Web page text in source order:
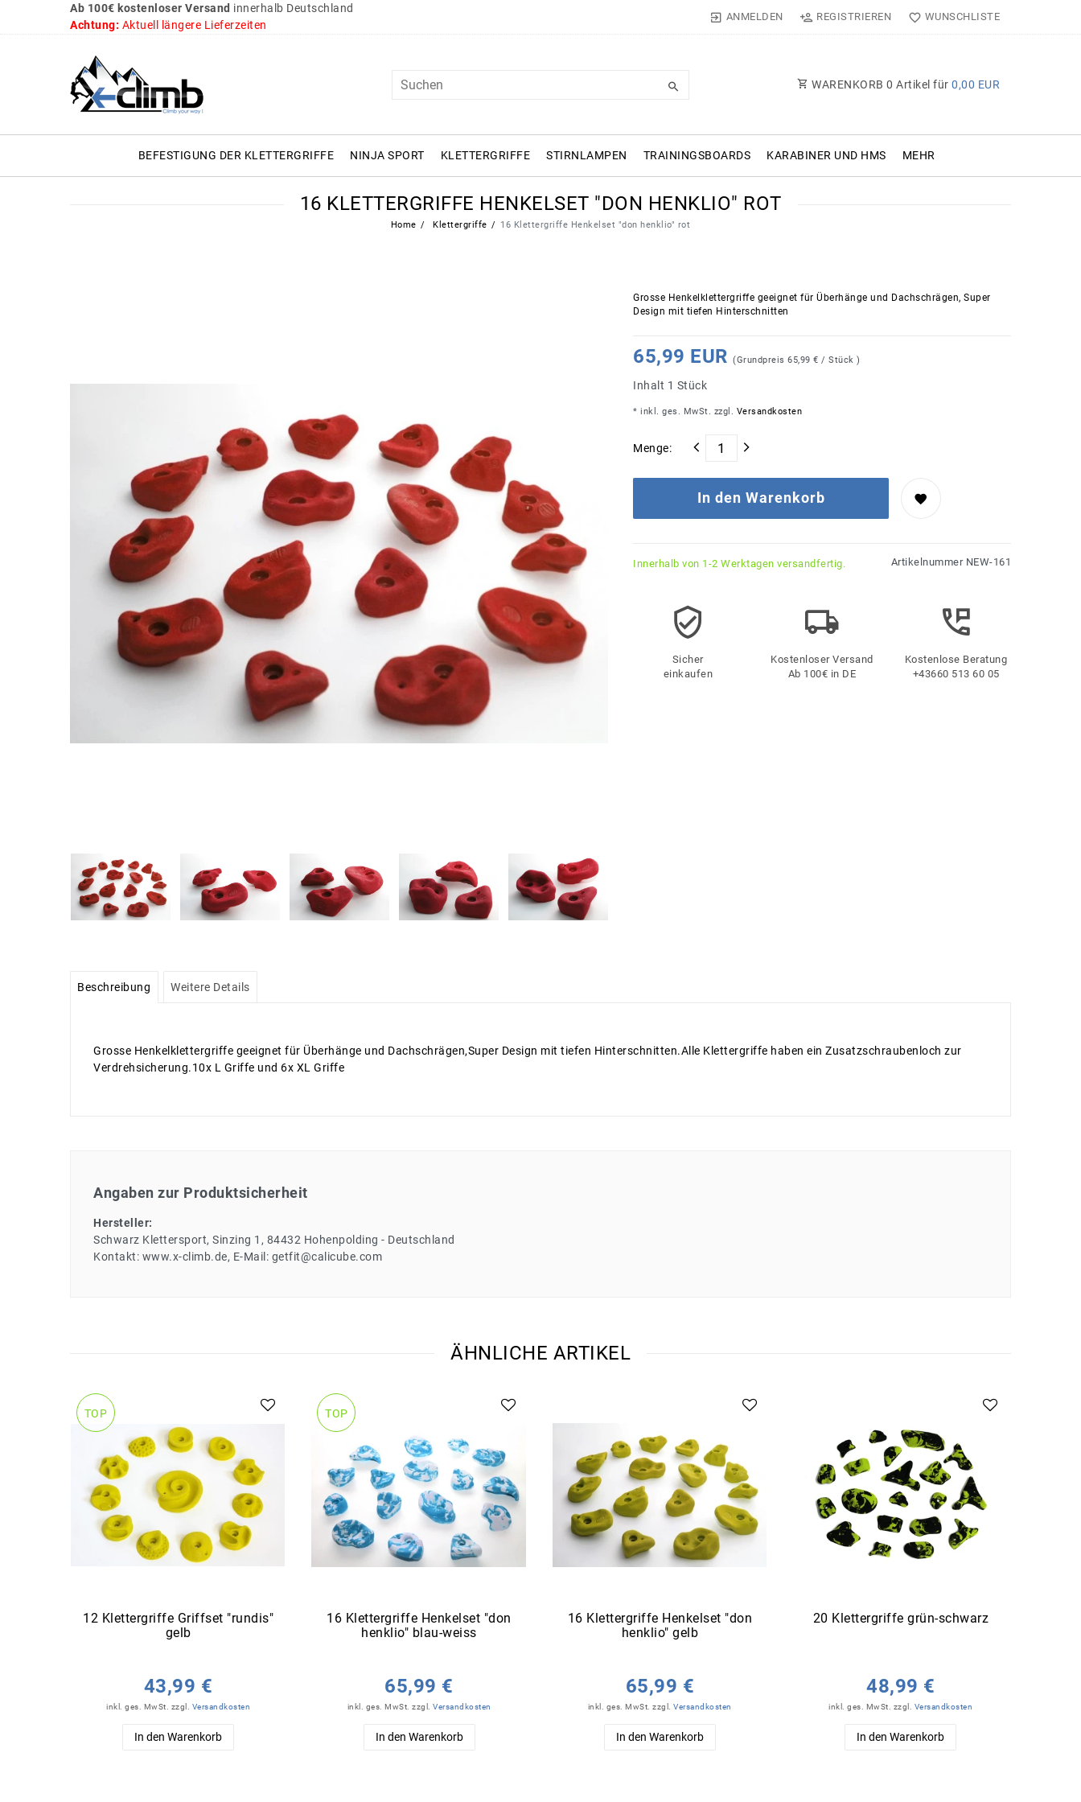
Ab 100€ kostenloser Versand innerhalb Deutschland
Achtung: Aktuell längere Lieferzeiten
ANMELDEN REGISTRIEREN WUNSCHLISTE
WARENKORB 0 Artikel für 0,00 EUR
BEFESTIGUNG DER KLETTERGRIFFE NINJA SPORT KLETTERGRIFFE STIRNLAMPEN TRAININGSBOARDS KARABINER UND HMS MEHR
16 KLETTERGRIFFE HENKELSET "DON HENKLIO" ROT
Home Klettergriffe 16 Klettergriffe Henkelset "don henklio" rot
Grosse Henkelklettergriffe geeignet für Überhänge und Dachschrägen, Super
Design mit tiefen Hinterschnitten
65,99 EUR (Grundpreis 65,99 € / Stück )
Inhalt 1 Stück
* inkl. ges. MwSt. zzgl. Versandkosten
Menge:
In den Warenkorb
Innerhalb von 1-2 Werktagen versandfertig. Artikelnummer NEW-161
Sicher
einkaufen
Kostenloser Versand
Ab 100€ in DE
Kostenlose Beratung
+43660 513 60 05
Beschreibung Weitere Details
Grosse Henkelklettergriffe geeignet für Überhänge und Dachschrägen,Super Design mit tiefen Hinterschnitten.Alle Klettergriffe haben ein Zusatzschraubenloch zur
Verdrehsicherung.10x L Griffe und 6x XL Griffe
Angaben zur Produktsicherheit
Hersteller:
Schwarz Klettersport Sinzing 1 84432 Hohenpolding
Deutschland
Kontakt: www.x-climb.de E-Mail: getfit@calicube.com
ÄHNLICHE ARTIKEL
TOP
12 Klettergriffe Griffset "rundis"
gelb
43,99 €
inkl. ges. MwSt. zzgl. Versandkosten
In den Warenkorb
TOP
16 Klettergriffe Henkelset "don
henklio" blau-weiss
65,99 €
inkl. ges. MwSt. zzgl.Versandkosten
In den Warenkorb
16 Klettergriffe Henkelset "don
henklio" gelb
65,99 €
inkl. ges. MwSt. zzgl.Versandkosten
In den Warenkorb
20 Klettergriffe grün-schwarz
48,99 €
inkl. ges. MwSt. zzgl. Versandkosten
In den Warenkorb